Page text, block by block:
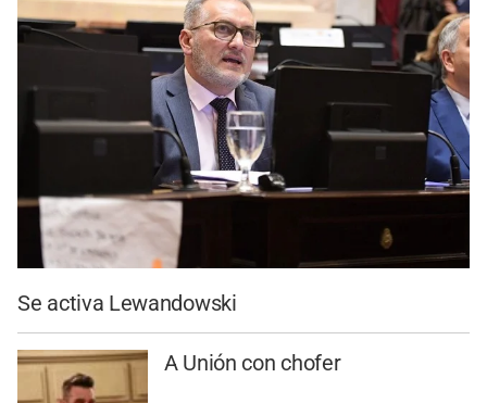
Se activa Lewandowski
A Unión con chofer